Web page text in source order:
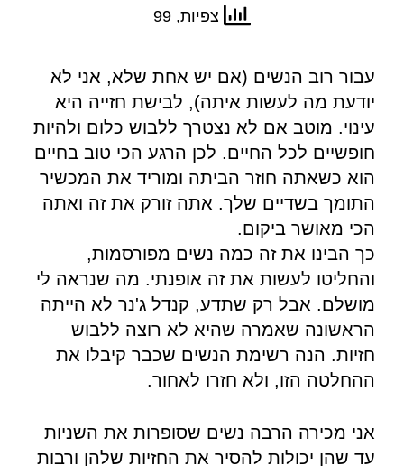
צפיות, 99
עבור רוב הנשים (אם יש אחת שלא, אני לא
יודעת מה לעשות איתה), לבישת חזייה היא
עינוי. מוטב אם לא נצטרך ללבוש כלום ולהיות
חופשיים לכל החיים. לכן הרגע הכי טוב בחיים
הוא כשאתה חוזר הביתה ומוריד את המכשיר
התומך בשדיים שלך. אתה זורק את זה ואתה
הכי מאושר ביקום.
כך הבינו את זה כמה נשים מפורסמות,
והחליטו לעשות את זה אופנתי. מה שנראה לי
מושלם. אבל רק שתדע, קנדל ג'נר לא הייתה
הראשונה שאמרה שהיא לא רוצה ללבוש
חזיות. הנה רשימת הנשים שכבר קיבלו את
ההחלטה הזו, ולא חזרו לאחור.
אני מכירה הרבה נשים שסופרות את השניות
עד שהן יכולות להסיר את החזיות שלהן ורבות